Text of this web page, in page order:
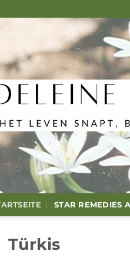
STAR REMEDIES
Türkis